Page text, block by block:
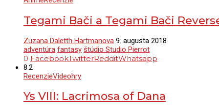
Tegami Bači a Tegami Bači
Zuzana Daletth Hartmanova 9. augusta 2018
adventúra fantasy štúdio Studio Pierrot
0 FacebookTwitterRedditWhatsapp
8.2
RecenzieVideohry
Ys VIII: Lacrimosa of Dana